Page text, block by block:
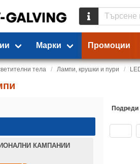
Марки Промоции
тела Лампи, крушки и пури
КАМПАНИИ
Подреди